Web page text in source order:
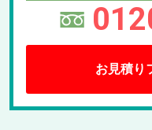
お見積り